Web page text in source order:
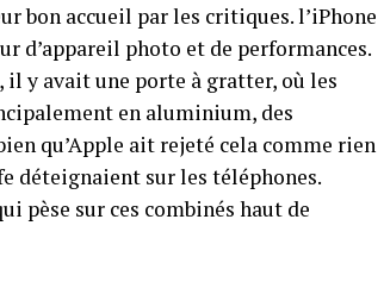
bon accueil par les critiques. l’iPhone
d’appareil photo et de performances.
il y avait une porte à gratter, où les
en aluminium, des
qu’Apple ait rejeté cela comme rien
déteignaient sur les téléphones.
pèse sur ces combinés haut de